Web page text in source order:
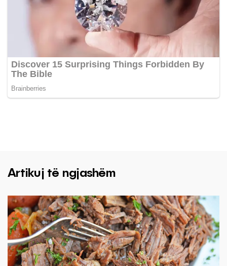
Artikuj të ngjashëm